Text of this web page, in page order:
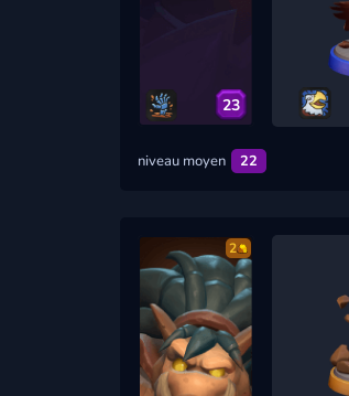
23
niveau moyen 22
2